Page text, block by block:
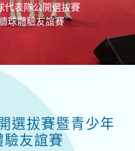
代表隊公開選拔賽
球體驗友誼賽
選拔賽暨青少年
友誼賽